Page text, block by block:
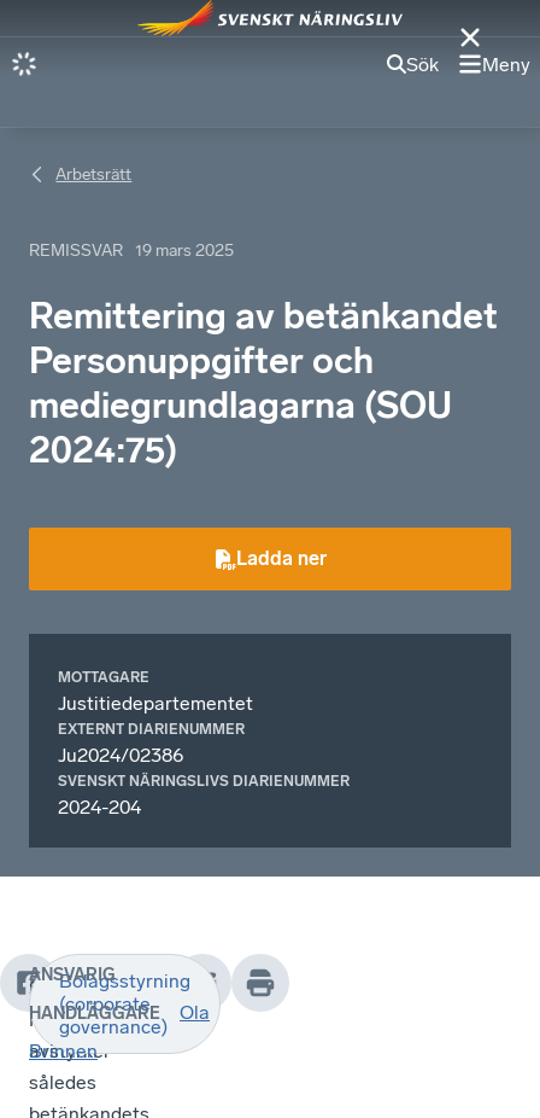
Sök Meny
Arbetsrätt
REMISSVAR 19 mars 2025
Remittering av betänkandet
Personuppgifter och
mediegrundlagarna (SOU
2024:75)
Ladda ner
MOTTAGARE
Justitiedepartementet
EXTERNT DIARIENUMMER
Ju2024/02386
SVENSKT NÄRINGSLIVS DIARIENUMMER
2024-204
Svenskt
Näringslivs
avstyrker
således
Bolagsstyrning
(corporate
governance)
ANSVARIG
HANDLÄGGARE
Ola
Brinnen